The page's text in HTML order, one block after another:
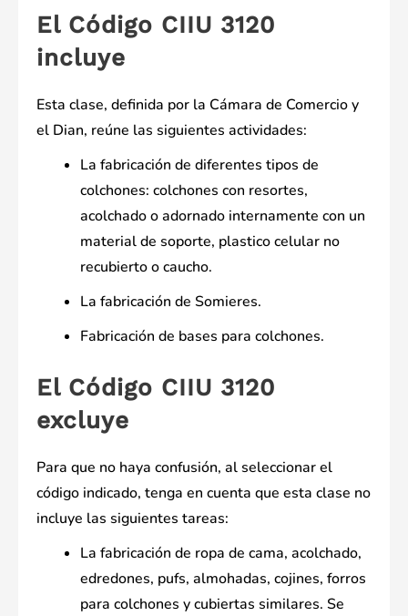
El Código CIIU 3120
incluye
Esta clase, definida por la Cámara de Comercio y
el Dian, reúne las siguientes actividades:
La fabricación de diferentes tipos de
colchones: colchones con resortes,
acolchado o adornado internamente con un
material de soporte, plastico celular no
recubierto o caucho.
La fabricación de Somieres.
Fabricación de bases para colchones.
El Código CIIU 3120
excluye
Para que no haya confusión, al seleccionar el
código indicado, tenga en cuenta que esta clase no
incluye las siguientes tareas:
La fabricación de ropa de cama, acolchado,
edredones, pufs, almohadas, cojines, forros
para colchones y cubiertas similares. Se